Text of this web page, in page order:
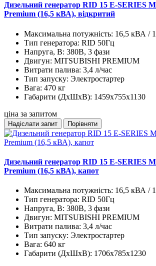
Дизельний генератор RID 15 E-SERIES
Premium (16,5 кВА), відкритий
Максимальна потужність: 16,5 кВА /
Тип генератора: RID 50Гц
Напруга, В: 380В, 3 фази
Двигун: MITSUBISHI PREMIUM
Витрати палива: 3,4 л/час
Тип запуску: Электростартер
Вага: 470 кг
Габарити (ДхШхВ): 1459x755x1130
ціна за запитом
Надіслати запит Порівняти
Дизельний генератор RID 15 E-SERIES
Premium (16,5 кВА), капот
Максимальна потужність: 16,5 кВА /
Тип генератора: RID 50Гц
Напруга, В: 380В, 3 фази
Двигун: MITSUBISHI PREMIUM
Витрати палива: 3,4 л/час
Тип запуску: Электростартер
Вага: 640 кг
Габарити (ДхШхВ): 1706x785x1230